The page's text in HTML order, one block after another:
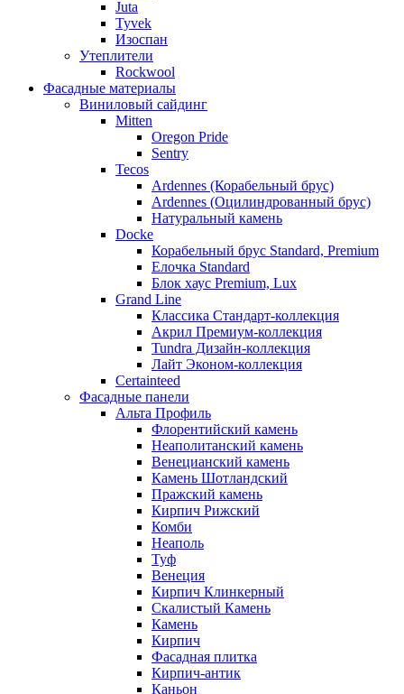
Juta
Tyvek
Изоспан
Утеплители
Rockwool
Фасадные материалы
Виниловый сайдинг
Mitten
Oregon Pride
Sentry
Tecos
Ardennes (Корабельный брус)
Ardennes (Оцилиндрованный брус)
Натуральный камень
Docke
Корабельный брус Standard, Premium
Елочка Standard
Блок хаус Premium, Lux
Grand Line
Классика Стандарт-коллекция
Акрил Премиум-коллекция
Tundra Дизайн-коллекция
Лайт Эконом-коллекция
Certainteed
Фасадные панели
Альта Профиль
Флорентийский камень
Неаполитанский камень
Венецианский камень
Камень Шотландский
Пражский камень
Кирпич Рижский
Комби
Неаполь
Туф
Венеция
Кирпич Клинкерный
Скалистый Камень
Камень
Кирпич
Фасадная плитка
Кирпич-антик
Каньон